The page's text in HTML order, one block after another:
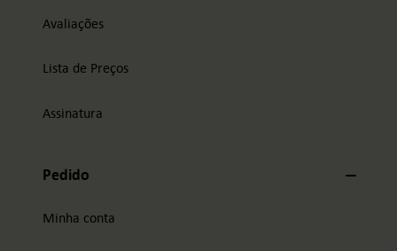
Avaliações
Lista de Preços
Assinatura
Pedido
Minha conta